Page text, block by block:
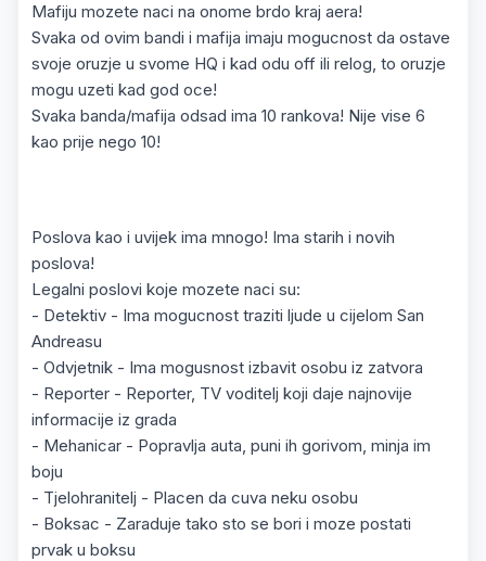
Mafiju mozete naci na onome brdo kraj aera!
Svaka od ovim bandi i mafija imaju mogucnost da ostave
svoje oruzje u svome HQ i kad odu off ili relog, to oruzje
mogu uzeti kad god oce!
Svaka banda/mafija odsad ima 10 rankova! Nije vise 6
kao prije nego 10!
Poslova kao i uvijek ima mnogo! Ima starih i novih
poslova!
Legalni poslovi koje mozete naci su:
- Detektiv - Ima mogucnost traziti ljude u cijelom San
Andreasu
- Odvjetnik - Ima mogusnost izbavit osobu iz zatvora
- Reporter - Reporter, TV voditelj koji daje najnovije
informacije iz grada
- Mehanicar - Popravlja auta, puni ih gorivom, minja im
boju
- Tjelohranitelj - Placen da cuva neku osobu
- Boksac - Zaraduje tako sto se bori i moze postati
prvak u boksu